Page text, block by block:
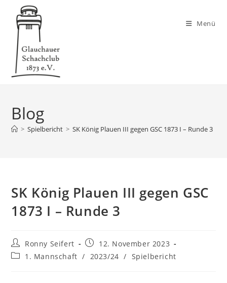
Inhalt
springen
Menü
Blog
> Spielbericht > SK König Plauen III gegen GSC 1873 I – Runde 3
SK König Plauen III gegen GSC
1873 I – Runde 3
Beitrags-
Autor:
Ronny Seifert
Beitrag
veröffentlicht:
12. November 2023
Beitrags-
1. Mannschaft / 2023/24 / Spielbericht